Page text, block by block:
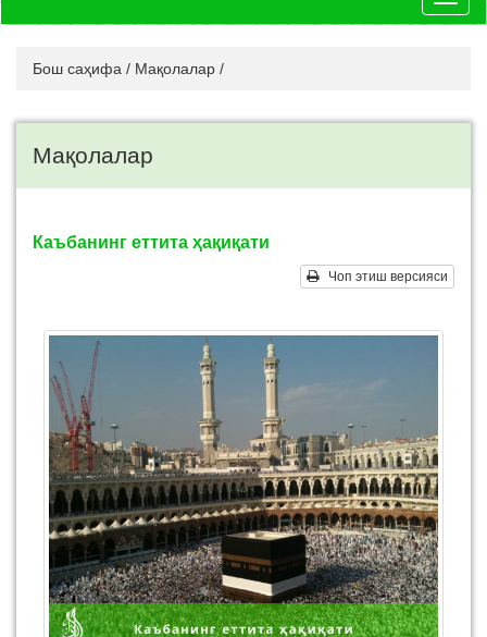
Бош саҳифа / Мақолалар /
Мақолалар
Каъбанинг еттита ҳақиқати
Чоп этиш версияси